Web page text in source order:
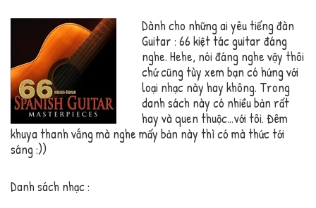
Dành cho những ai yêu tiếng đàn
Guitar : 66 kiệt tác guitar đáng
nghe. Hehe, nói đáng nghe vậy thôi
chứ cũng tùy xem bạn có hứng với
loại nhạc này hay không. Trong
danh sách này có nhiều bản rất
hay và quen thuộc…với tôi. Đêm
khuya thanh vắng mà nghe mấy bản này thì có mà thức tới
sáng :))
Danh sách nhạc :